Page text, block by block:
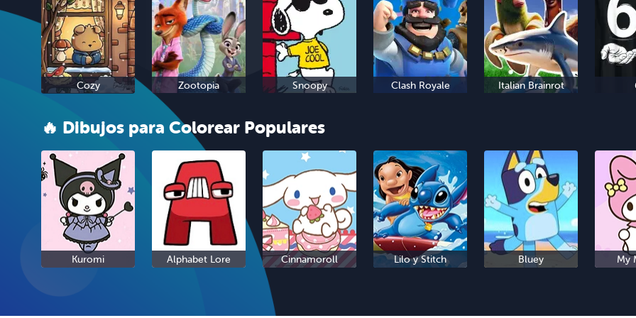
Cozy Zootopia Snoopy Clash Royale Italian Brainrot
🔥 Dibujos para Colorear Populares
Kuromi Alphabet Lore Cinnamoroll Lilo y Stitch Bluey My